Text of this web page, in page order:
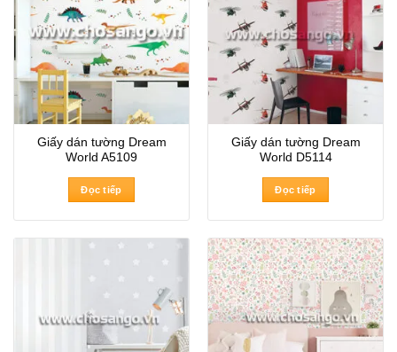
Giấy dán tường Dream
World A5109
Đọc tiếp
Giấy dán tường Dream
World D5114
Đọc tiếp